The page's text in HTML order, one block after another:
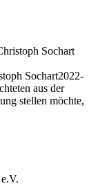
Sochart
Sochart2022-
aus der
stellen möchte,